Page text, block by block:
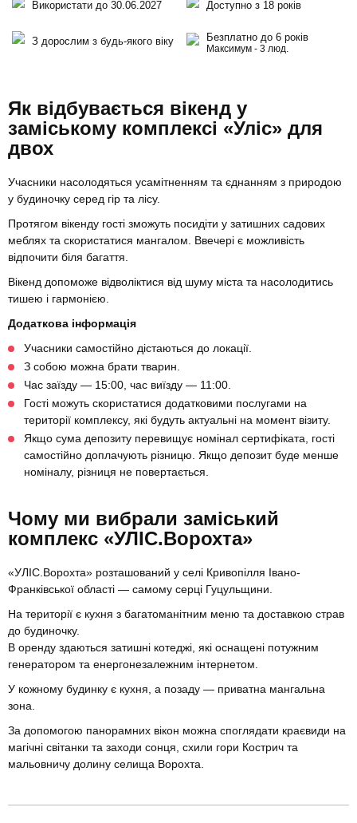
Використати до 30.06.2027 Доступно з 18 років
З дорослим з будь-якого віку Безплатно до 6 років
Максимум - 3 люд.
Як відбувається вікенд у
заміському комплексі «Уліс» для
двох
Учасники насолодяться усамітненням та єднанням з природою
у будиночку серед гір та лісу.
Протягом вікенду гості зможуть посидіти у затишних садових
меблях та скористатися мангалом. Ввечері є можливість
відпочити біля багаття.
Вікенд допоможе відволіктися від шуму міста та насолодитись
тишею і гармонією.
Додаткова інформація
Учасники самостійно дістаються до локації.
З собою можна брати тварин.
Час заїзду — 15:00, час виїзду — 11:00.
Гості можуть скористатися додатковими послугами на
території комплексу, які будуть актуальні на момент візиту.
Якщо сума депозиту перевищує номінал сертифіката, гості
самостійно доплачують різницю. Якщо депозит буде менше
номіналу, різниця не повертається.
Чому ми вибрали заміський
комплекс «УЛІС.Ворохта»
«УЛІС.Ворохта» розташований у селі Кривопілля Івано-
Франківської області — самому серці Гуцульщини.
На території є кухня з багатоманітним меню та доставкою страв
до будиночку.
В оренду здаються затишні котеджі, які оснащені потужним
генератором та енергонезалежним інтернетом.
У кожному будинку є кухня, а позаду — приватна мангальна
зона.
За допомогою панорамних вікон можна споглядати краєвиди на
магічні світанки та заходи сонця, схили гори Кострич та
мальовничу долину селища Ворохта.